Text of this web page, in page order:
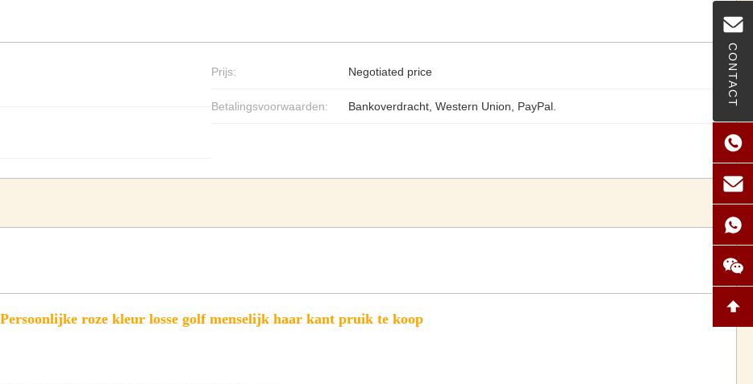
CONTACT
Prijs: Negotiated price
Betalingsvoorwaarden: Bankoverdracht, Western Union, PayPal.
Persoonlijke roze kleur losse golf menselijk haar kant pruik te koop